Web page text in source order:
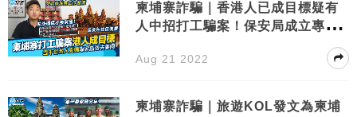
柬埔寨詐騙｜香港人已成目標疑有
人中招打工騙案！保安局成立專責
Aug 21 2022
柬埔寨詐騙｜旅遊KOL發文為柬埔